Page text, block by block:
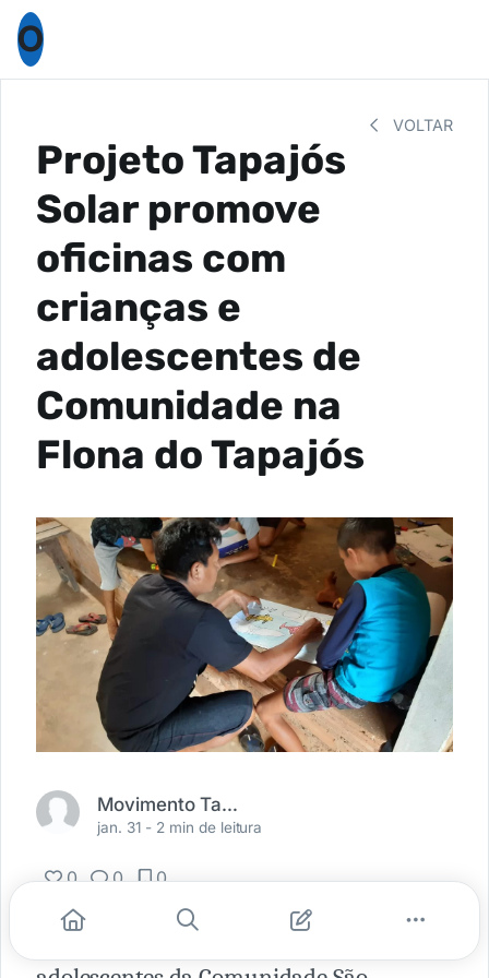
O
VOLTAR
Projeto Tapajós
Solar promove
oficinas com
crianças e
adolescentes de
Comunidade na
Flona do Tapajós
Movimento Tapajós Vivo
jan. 31 - 2 min de leitura
0 0 0
No último sábado (11), as crianças e